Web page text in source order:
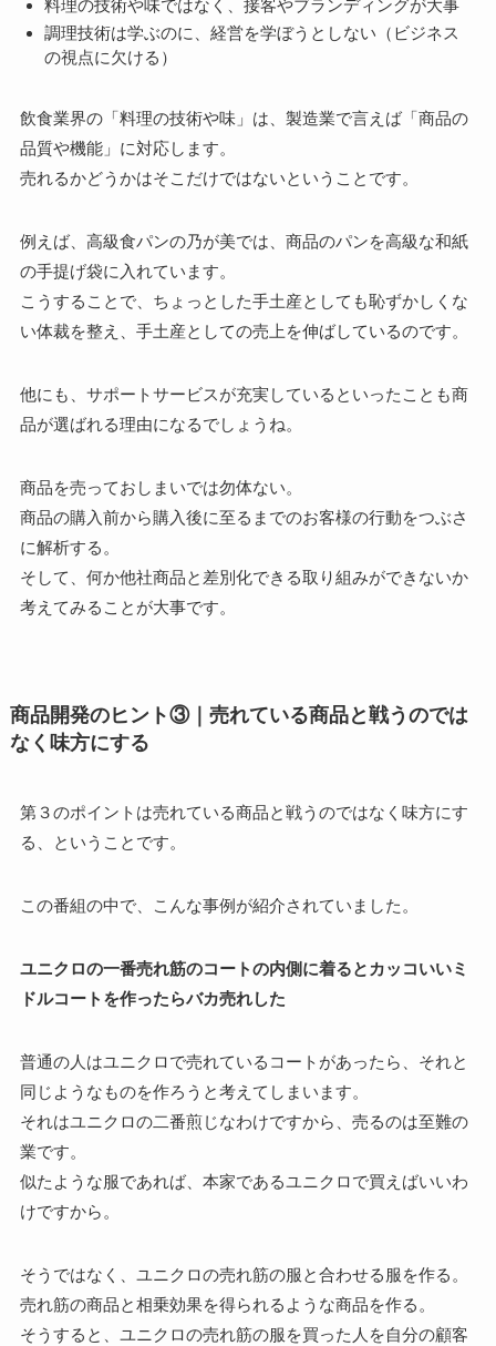
料理の技術や味ではなく、接客やブランディングが大事
調理技術は学ぶのに、経営を学ぼうとしない（ビジネス
の視点に欠ける）
飲食業界の「料理の技術や味」は、製造業で言えば「商品の
品質や機能」に対応します。
売れるかどうかはそこだけではないということです。
例えば、高級食パンの乃が美では、商品のパンを高級な和紙
の手提げ袋に入れています。
こうすることで、ちょっとした手土産としても恥ずかしくな
い体裁を整え、手土産としての売上を伸ばしているのです。
他にも、サポートサービスが充実しているといったことも商
品が選ばれる理由になるでしょうね。
商品を売っておしまいでは勿体ない。
商品の購入前から購入後に至るまでのお客様の行動をつぶさ
に解析する。
そして、何か他社商品と差別化できる取り組みができないか
考えてみることが大事です。
商品開発のヒント③｜売れている商品と戦うのでは
なく味方にする
第３のポイントは売れている商品と戦うのではなく味方にす
る、ということです。
この番組の中で、こんな事例が紹介されていました。
ユニクロの一番売れ筋のコートの内側に着るとカッコいいミ
ドルコートを作ったらバカ売れした
普通の人はユニクロで売れているコートがあったら、それと
同じようなものを作ろうと考えてしまいます。
それはユニクロの二番煎じなわけですから、売るのは至難の
業です。
似たような服であれば、本家であるユニクロで買えばいいわ
けですから。
そうではなく、ユニクロの売れ筋の服と合わせる服を作る。
売れ筋の商品と相乗効果を得られるような商品を作る。
そうすると、ユニクロの売れ筋の服を買った人を自分の顧客